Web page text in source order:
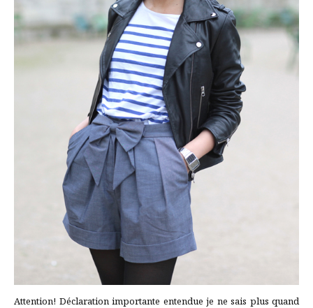
Attention! Déclaration importante entendue je ne sais plus quand